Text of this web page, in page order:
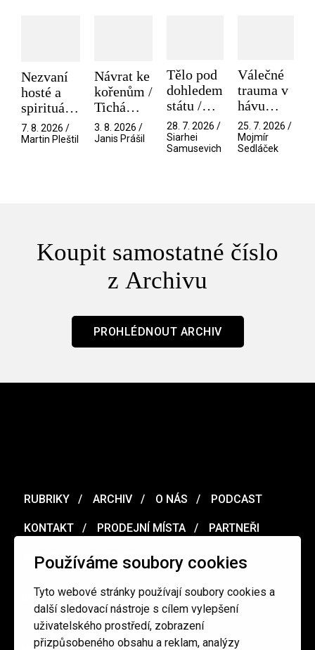
Používáme soubory cookies
Tyto webové stránky používají soubory cookies a
další sledovací nástroje s cílem vylepšení
uživatelského prostředí, zobrazení
přizpůsobeného obsahu a reklam, analýzy
Nezvaní
hosté a
spirituální
narušitelé
z vesmíru
7. 8. 2026 /
Martin Pleštil
Návrat ke
kořenům /
Tichá
přítelkyně
3. 8. 2026 /
Janis Prášil
Tělo pod
dohledem
státu /
Pramen
28. 7. 2026 /
Siarhei
Samusevich
Válečné
trauma v
hávu
spektáklu
/ Odyssea
25. 7. 2026 /
Mojmír
Sedláček
Koupit samostatné číslo
z Archivu
PROHLÉDNOUT ARCHIV
RUBRIKY ARCHIV O NÁS PODCAST
KONTAKT PRODEJNÍ MÍSTA PARTNEŘI
MERCH VOUCHER
Ochrana osobních údajů / Obchodní podmínky